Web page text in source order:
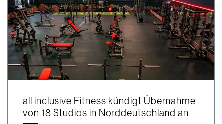
all inclusive Fitness kündigt Übernahme
von 18 Studios in Norddeutschland an